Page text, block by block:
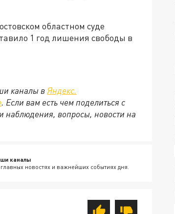
областном суде
1 год лишения свободы в
каналы вЯндекс.
. Если вам есть чем поделиться с
наблюдения, вопросы, новости на
каналы
новостях и важнейших событиях дня.